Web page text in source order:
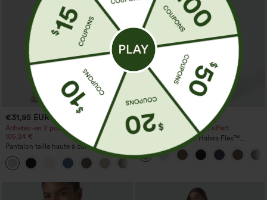
€31,95 EUR €35,95 EUR
Achetez-en 2 pour 52,62 €, 4 pour
105,24 €
Pantalon taille haute à cordon avec
poches, jambe large et coupe ample,
style décontracté, effet lin
+15
€35,95 EUR
Achetez-en 2, le 3e est offert
Pantalon de travail Halara Flex™
DayStretch à taille haute, avec poches et
coupe droite